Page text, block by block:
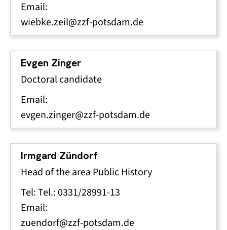
Email:
wiebke.zeil@zzf-potsdam.de
Evgen Zinger
Doctoral candidate
Email:
evgen.zinger@zzf-potsdam.de
Irmgard Zündorf
Head of the area Public History
Tel: Tel.: 0331/28991-13
Email:
zuendorf@zzf-potsdam.de